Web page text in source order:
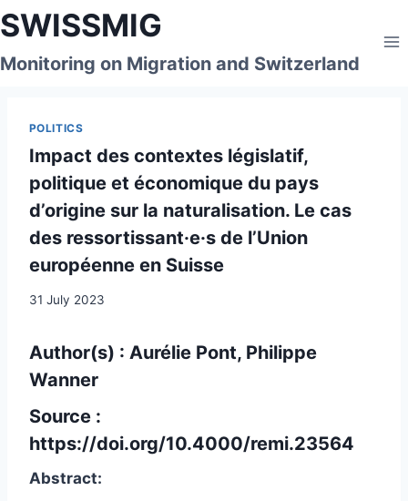
Skip
to
content
SWISSMIG
Monitoring on Migration and Switzerland
POLITICS
Impact des contextes législatif,
politique et économique du pays
d’origine sur la naturalisation. Le cas
des ressortissant·e·s de l’Union
européenne en Suisse
31 July 2023
Author(s) : Aurélie Pont, Philippe
Wanner
Source :
https://doi.org/10.4000/remi.23564
Abstract: